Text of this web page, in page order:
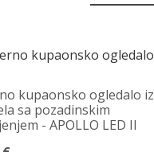
kupaonsko ogledalo iz
sa pozadinskim
- APOLLO LED II